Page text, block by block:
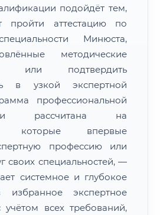
подойдёт тем,
пройти аттестацию по
Минюста,
методические
или подтвердить
в узкой экспертной
профессиональной
рассчитана на
которые впервые
профессию или
своих специальностей, —
системное и глубокое
избранное экспертное
учётом всех требований,